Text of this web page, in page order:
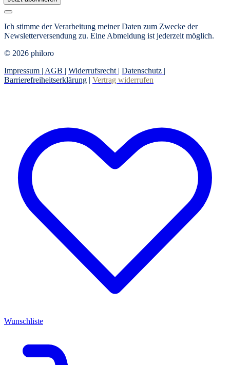
Ich stimme der Verarbeitung meiner Daten zum Zwecke der
Newsletterversendung zu. Eine Abmeldung ist jederzeit möglich.
© 2026 philoro
Impressum | AGB | Widerrufsrecht | Datenschutz |
Barrierefreiheitserklärung | Vertrag widerrufen
Wunschliste